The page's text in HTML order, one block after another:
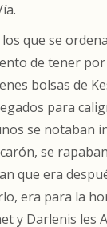
que se
de tener
bolsas de
para
se notaban
se
que era
era para la
y Darlenis les